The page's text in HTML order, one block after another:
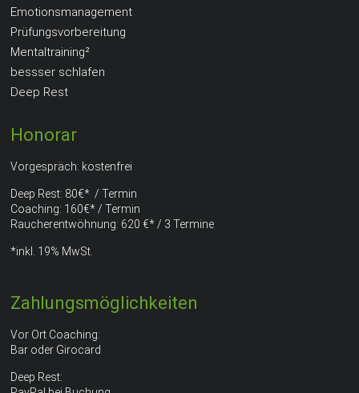
Emotionsmanagement
Prüfungsvorbereitung
Mentaltraining²
bessser schlafen
Deep Rest
Honorar
Vorgespräch: kostenfrei
Deep Rest: 80€* / Termin
Coaching: 160€* / Termin
Raucherentwöhnung: 620 €* / 3 Termine
*inkl. 19% MwSt.
Zahlungsmöglichkeiten
Vor Ort Coaching:
Bar oder Girocard
Deep Rest: